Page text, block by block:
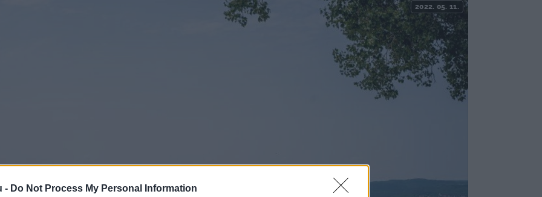
- Do Not Process My Personal Information
2022. 05. 11.